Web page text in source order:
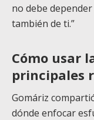
no debe
también de ti.”
Cómo usar
principales
Gomáriz
dónde enfocar